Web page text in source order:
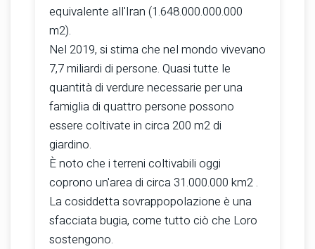
equivalente all'Iran (1.648.000.000.000
m2).
Nel 2019, si stima che nel mondo vivevano
7,7 miliardi di persone. Quasi tutte le
quantità di verdure necessarie per una
famiglia di quattro persone possono
essere coltivate in circa 200 m2 di
giardino.
È noto che i terreni coltivabili oggi
coprono un'area di circa 31.000.000 km2 .
La cosiddetta sovrappopolazione è una
sfacciata bugia, come tutto ciò che Loro
sostengono.